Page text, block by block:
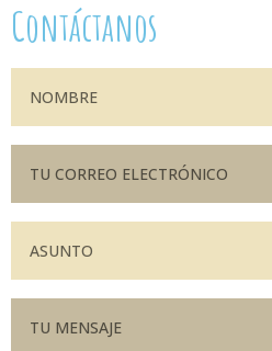
Contáctanos